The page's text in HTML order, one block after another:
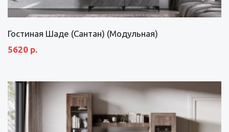
Гостиная Шаде (Сантан) (Модульная)
5620 р.